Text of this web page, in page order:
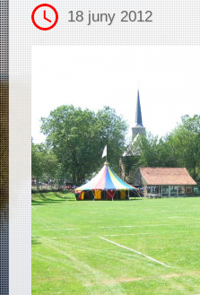
18 juny 2012